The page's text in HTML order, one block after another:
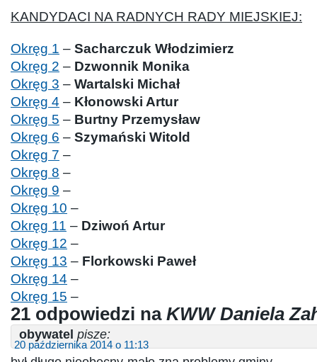
KANDYDACI NA RADNYCH RADY MIEJSKIEJ:
Okręg 1 – Sacharczuk Włodzimierz
Okręg 2 – Dzwonnik Monika
Okręg 3 – Wartalski Michał
Okręg 4 – Kłonowski Artur
Okręg 5 – Burtny Przemysław
Okręg 6 – Szymański Witold
Okręg 7 –
Okręg 8 –
Okręg 9 –
Okręg 10 –
Okręg 11 – Dziwoń Artur
Okręg 12 –
Okręg 13 – Florkowski Paweł
Okręg 14 –
Okręg 15 –
21 odpowiedzi na KWW Daniela
obywatel pisze:
20 października 2014 o 11:13